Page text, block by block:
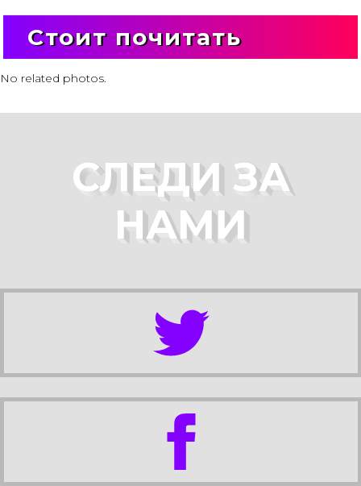
Стоит почитать
No related photos.
СЛЕДИ ЗА
НАМИ